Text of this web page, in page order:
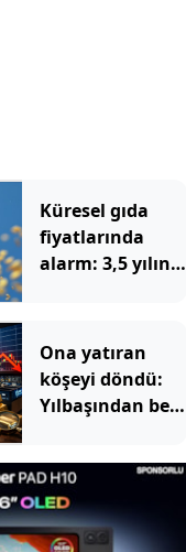
Küresel gıda
fiyatlarında
alarm: 3,5 yılın
Ona yatıran
köşeyi döndü:
Yılbaşından beri
kazandıran oldu